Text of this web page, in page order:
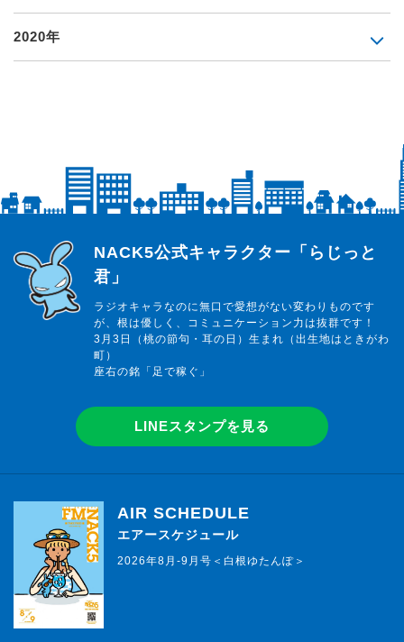
2020年
らじっと君
NACK5公式キャラクター「らじっと
君」
ラジオキャラなのに無口で愛想がない変わりものです
が、根は優しく、コミュニケーション力は抜群です！
3月3日（桃の節句・耳の日）生まれ（出生地はときがわ
町）
座右の銘「足で稼ぐ」
LINEスタンプを見る
AIR SCHEDULE
エアースケジュール
2026年8月-9月号＜白根ゆたんぽ＞